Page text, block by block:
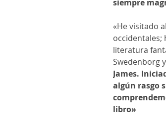
siempre
«He visitado
occidentales;
literatura
Swedenborg
James.
algún rasgo
libro»